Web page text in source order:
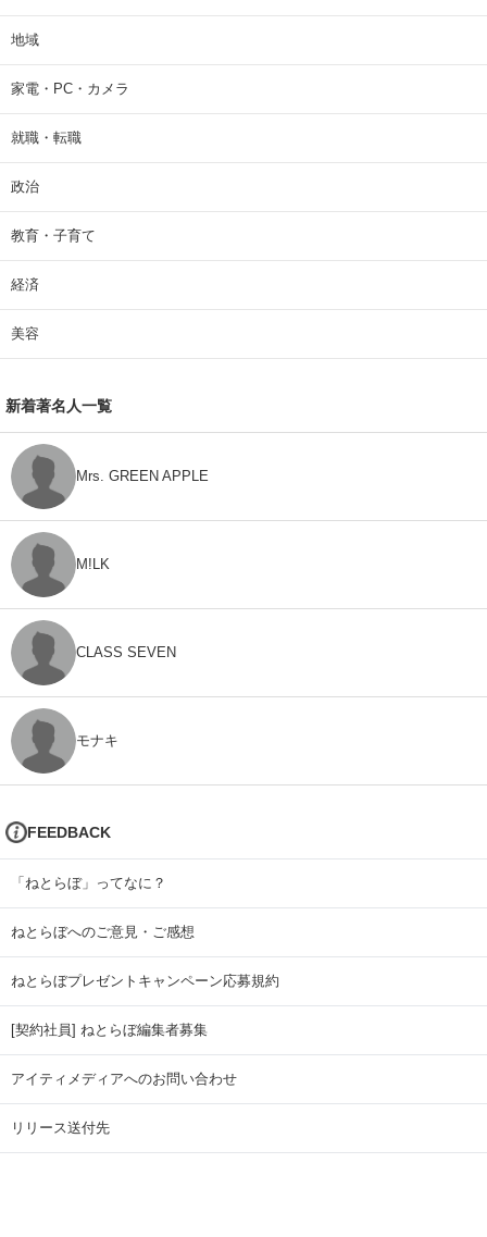
地域
家電・PC・カメラ
就職・転職
政治
教育・子育て
経済
美容
新着著名人一覧
Mrs. GREEN APPLE
M!LK
CLASS SEVEN
モナキ
FEEDBACK
「ねとらぼ」ってなに？
ねとらぼへのご意見・ご感想
ねとらぼプレゼントキャンペーン応募規約
[契約社員] ねとらぼ編集者募集
アイティメディアへのお問い合わせ
リリース送付先